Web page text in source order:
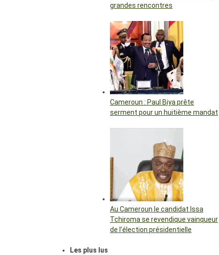
grandes rencontres
Cameroun : Paul Biya prête
serment pour un huitième mandat
Au Cameroun le candidat Issa
Tchiroma se revendique vainqueur
de l’élection présidentielle
Les plus lus